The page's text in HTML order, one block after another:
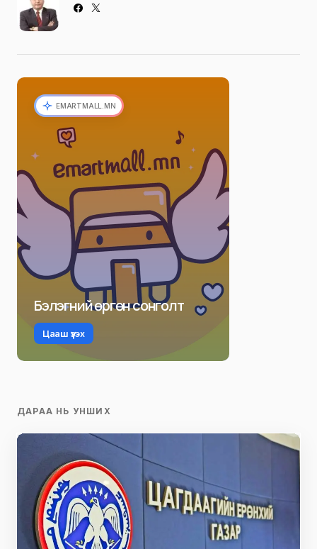
EMARTMALL.MN
Бэлэгний өргөн сонголт
Цааш үзэх
ДАРАА НЬ УНШИХ